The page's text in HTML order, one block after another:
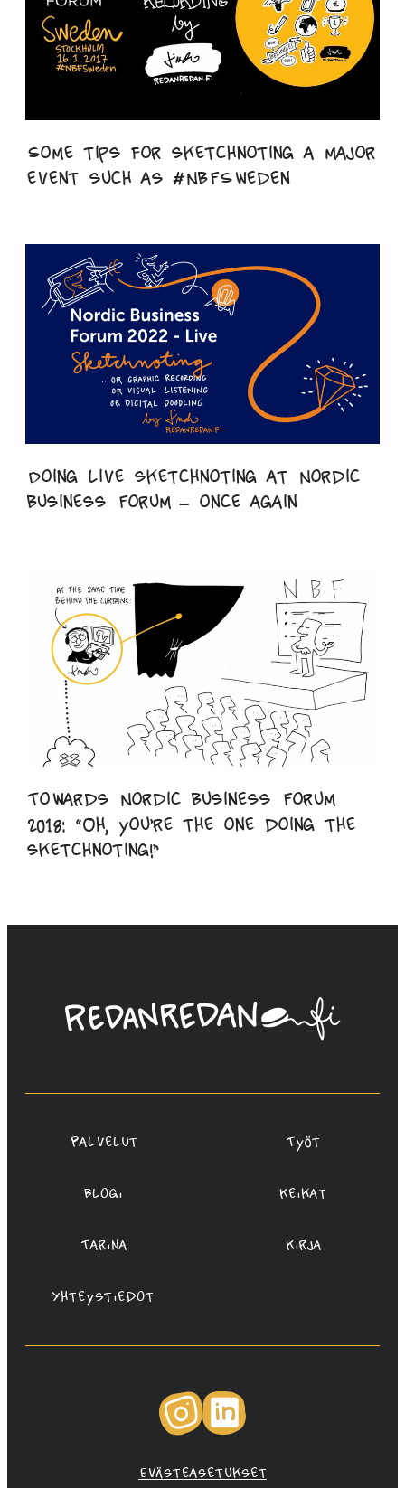
Some tips for sketchnoting a major
event such as #NBFSweden
Doing live sketchnoting at Nordic
Business Forum – once again
Towards Nordic Business Forum
2018: “Oh, you’re the one doing the
sketchnoting!”
Linda
Saukko-
Oy
Palvelut Työt
Blogi Keikat
Tarina Kirja
Yhteystiedot
Instagram
Evästeasetukset